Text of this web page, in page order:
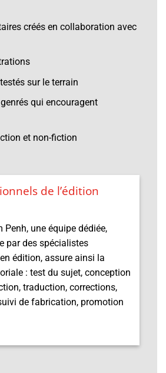
créés en collaboration avec
sur le terrain
qui encouragent
et non-fiction
de l’édition
Penh, une équipe dédiée,
par des spécialistes
édition, assure ainsi la
: test du sujet, conception
traduction, corrections,
de fabrication, promotion